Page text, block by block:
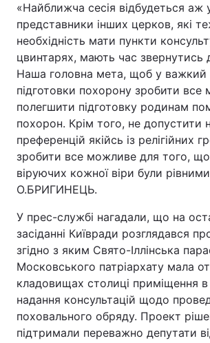
«Найближча сесія відбудеться аж
представники інших церков, які
необхідність мати пункти
цвинтарях, мають час звернутись
Наша головна мета, щоб у важкий
підготовки похорону зробити
полегшити підготовку родинам
похорон. Крім того, не допустити
преференцій якійсь із релігійних
зробити все можливе для того,
віруючих кожної віри були
О.БРИГИНЕЦЬ.
У прес-службі нагадали, що на
засіданні Київради розглядався
згідно з яким Свято-Іллінська
Московського патріархату мала
кладовищах столиці приміщення
надання консультацій щодо
поховального обряду. Проект
підтримали переважно депутати